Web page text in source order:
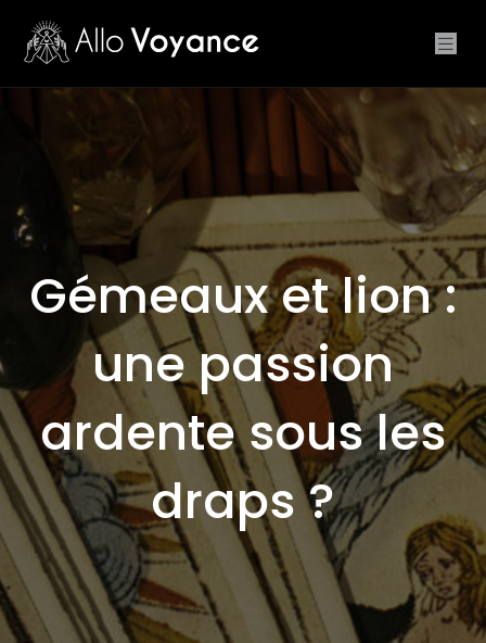
Gémeaux et lion :
une passion
ardente sous les
draps ?